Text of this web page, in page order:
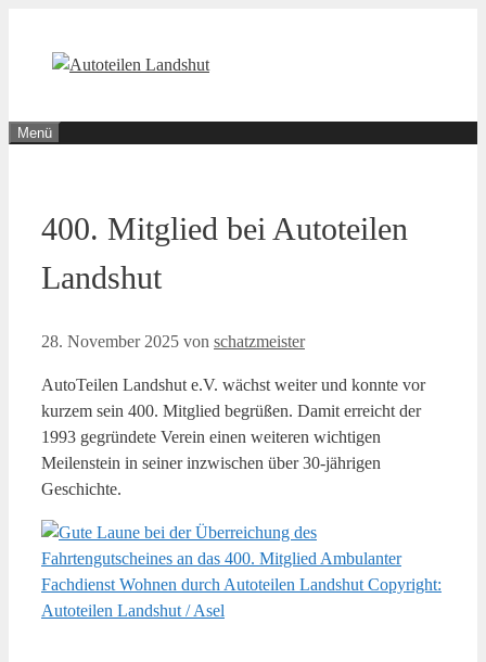
springen
Menü
400. Mitglied bei Autoteilen
Landshut
28. November 2025 von schatzmeister
AutoTeilen Landshut e.V. wächst weiter und konnte vor
kurzem sein 400. Mitglied begrüßen. Damit erreicht der
1993 gegründete Verein einen weiteren wichtigen
Meilenstein in seiner inzwischen über 30-jährigen
Geschichte.